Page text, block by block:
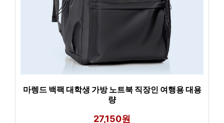
마렝드 백팩 대학생 가방 노트북 직장인 여행용 대용
량
27,150원